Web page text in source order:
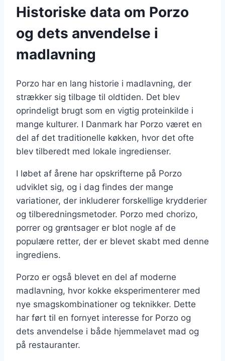
Historiske data om Porzo
og dets anvendelse i
madlavning
Porzo har en lang historie i madlavning, der
strækker sig tilbage til oldtiden. Det blev
oprindeligt brugt som en vigtig proteinkilde i
mange kulturer. I Danmark har Porzo været en
del af det traditionelle køkken, hvor det ofte
blev tilberedt med lokale ingredienser.
I løbet af årene har opskrifterne på Porzo
udviklet sig, og i dag findes der mange
variationer, der inkluderer forskellige krydderier
og tilberedningsmetoder. Porzo med chorizo,
porrer og grøntsager er blot nogle af de
populære retter, der er blevet skabt med denne
ingrediens.
Porzo er også blevet en del af moderne
madlavning, hvor kokke eksperimenterer med
nye smagskombinationer og teknikker. Dette
har ført til en fornyet interesse for Porzo og
dets anvendelse i både hjemmelavet mad og
på restauranter.